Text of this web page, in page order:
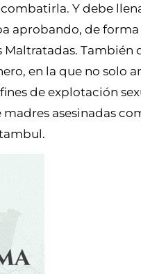
Y debe
aprobando, de
Maltratadas. También
en la que no solo
de explotación
asesinadas